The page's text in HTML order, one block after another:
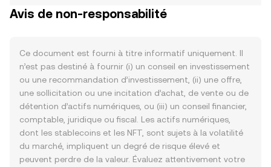
Avis de non-responsabilité
Ce document est fourni à titre informatif uniquement. Il
n’est pas destiné à fournir (i) un conseil en investissement
ou une recommandation d’investissement, (ii) une offre,
une sollicitation ou une incitation d’achat, de vente ou de
détention d’actifs numériques, ou (iii) un conseil financier,
comptable, juridique ou fiscal. Les actifs numériques,
dont les stablecoins et les NFT, sont sujets à la volatilité
du marché, impliquent un degré de risque élevé et
peuvent perdre de la valeur. Évaluez attentivement votre